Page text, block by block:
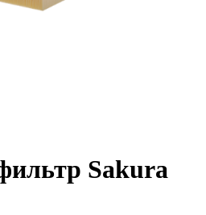
Sakura